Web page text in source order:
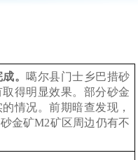
成。 噶尔县门士乡巴措砂
得明显效果。部分砂金
情况。前期暗查发现，
金矿M2矿区周边仍有不